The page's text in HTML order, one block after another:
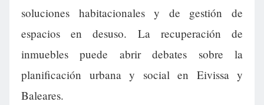
soluciones habitacionales y de gestión de
espacios en desuso. La recuperación de
inmuebles puede abrir debates sobre la
planificación urbana y social en Eivissa y
Baleares.